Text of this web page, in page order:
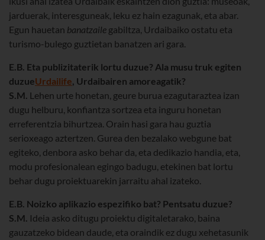
jarduerak, interesguneak, leku ez hain ezagunak, eta abar.
Egun hauetan banatzaile gabiltza, Urdaibaiko ostatu eta
turismo-bulego guztietan banatzen ari gara.
E.B. Eta publizitaterik lortu duzue? Ala musu truk egiten
duzueUrdailife, Urdaibairen amoreagatik?
S.M. Lehen urte honetan, geure burua ezagutaraztea izan
dugu helburu, konfiantza sortzea eta inguru honetan
erreferentzia bihurtzea. Orain hasi gara hau guztia
serioxeago aztertzen. Gurea den bezalako webgune bat
egiteko, denbora asko behar da, eta dedikazio handia, eta,
modu profesionalean egingo badugu, etekinen bat lortu
behar dugu proiektuarekin jarraitu ahal izateko.
E.B. Noizko aplikazio espezifiko bat? Pentsatu duzue?
S.M. Ideia asko ditugu proiektu digitaletarako, baina
gauzatzeko bidean daude, eta oraindik ez dugu xehetasunik